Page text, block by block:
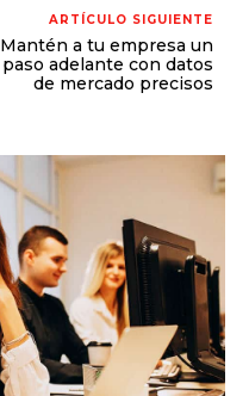
ARTÍCULO SIGUIENTE
Mantén a tu empresa un
paso adelante con datos
de mercado precisos